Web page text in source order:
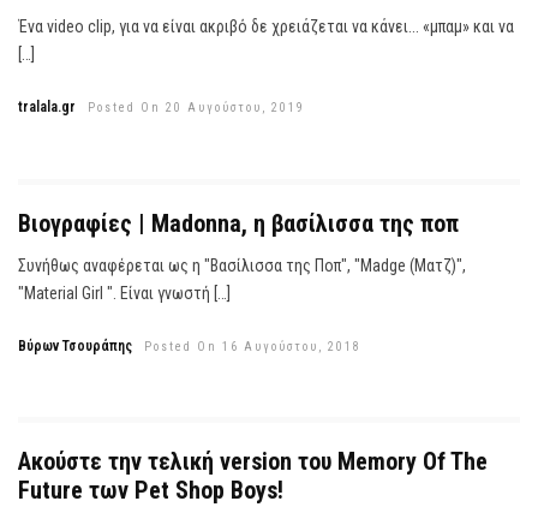
Ένα video clip, για να είναι ακριβό δε χρειάζεται να κάνει... «μπαμ» και να
[…]
tralala.gr Posted On 20 Αυγούστου, 2019
Βιογραφίες | Madonna, η βασίλισσα της ποπ
Συνήθως αναφέρεται ως η "Βασίλισσα της Ποπ", "Madge (Ματζ)",
"Material Girl ". Είναι γνωστή […]
Βύρων Τσουράπης Posted On 16 Αυγούστου, 2018
Ακούστε την τελική version του Memory Of The
Future των Pet Shop Boys!